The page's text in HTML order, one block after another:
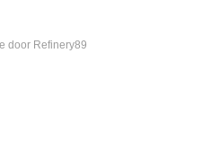
door Refinery89